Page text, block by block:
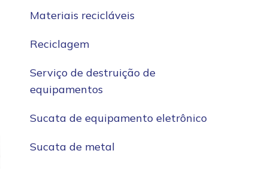
Materiais recicláveis
Reciclagem
Serviço de destruição de
equipamentos
Sucata de equipamento eletrônico
Sucata de metal